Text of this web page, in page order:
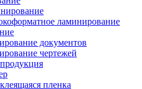
ламинирование
документов
чертежей
пленка